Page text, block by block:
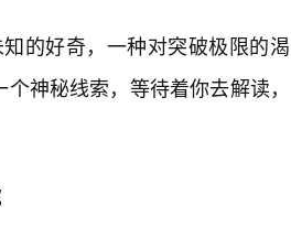
的好奇，一种对突破极限的渴
神秘线索，等待着你去解读，